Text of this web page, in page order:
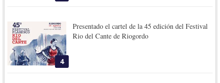
4
Presentado el cartel de la 45 edición del Festival
Rio del Cante de Riogordo